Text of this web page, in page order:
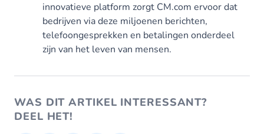
innovatieve platform zorgt CM.com ervoor dat
bedrijven via deze miljoenen berichten,
telefoongesprekken en betalingen onderdeel
zijn van het leven van mensen.
WAS DIT ARTIKEL INTERESSANT?
DEEL HET!